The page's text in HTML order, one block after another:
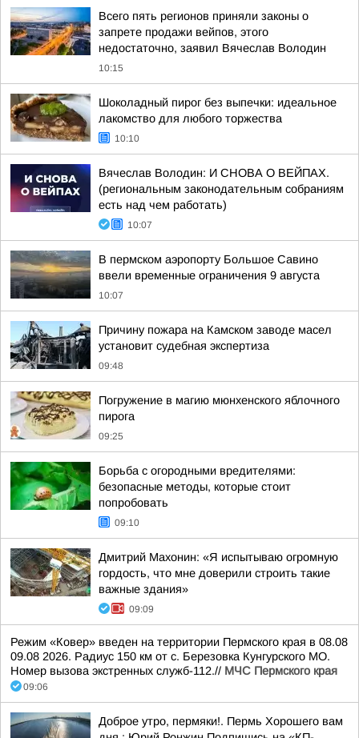
Всего пять регионов приняли законы о
запрете продажи вейпов, этого
недостаточно, заявил Вячеслав Володин
10:15
Шоколадный пирог без выпечки: идеальное
лакомство для любого торжества
10:10
Вячеслав Володин: И СНОВА О ВЕЙПАХ.
(региональным законодательным собраниям
есть над чем работать)
10:07
В пермском аэропорту Большое Савино
ввели временные ограничения 9 августа
10:07
Причину пожара на Камском заводе масел
установит судебная экспертиза
09:48
Погружение в магию мюнхенского яблочного
пирога
09:25
Борьба с огородными вредителями:
безопасные методы, которые стоит
попробовать
09:10
Дмитрий Махонин: «Я испытываю огромную
гордость, что мне доверили строить такие
важные здания»
09:09
Режим «Ковер» введен на территории Пермского края в 08.08
09.08 2026. Радиус 150 км от с. Березовка Кунгурского МО.
Номер вызова экстренных служб-112.// МЧС Пермского края
09:06
Доброе утро, пермяки!. Пермь Хорошего вам